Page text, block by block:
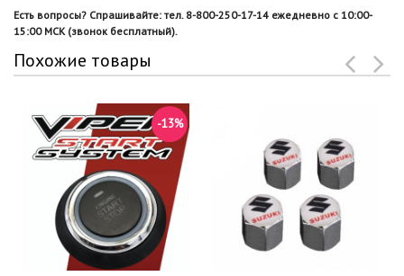
Есть вопросы? Спрашивайте: тел. 8-800-250-17-14 ежедневно с 10:00-
15:00 МСК (звонок бесплатный).
Похожие товары
-13%